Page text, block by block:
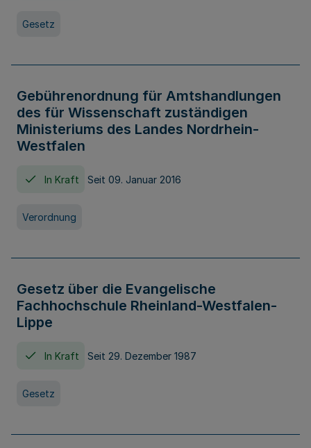
Gesetz
Gebührenordnung für Amtshandlungen
des für Wissenschaft zuständigen
Ministeriums des Landes Nordrhein-
Westfalen
In Kraft Seit 09. Januar 2016
Verordnung
Gesetz über die Evangelische
Fachhochschule Rheinland-Westfalen-
Lippe
In Kraft Seit 29. Dezember 1987
Gesetz